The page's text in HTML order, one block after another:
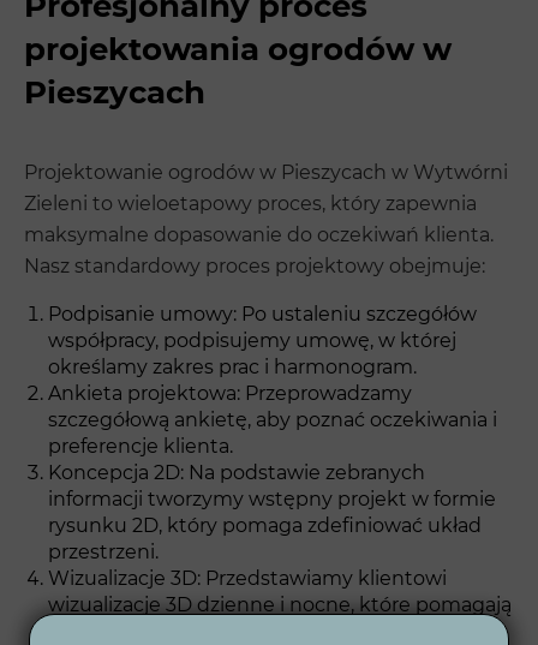
projektowania ogrodów w
Pieszycach
Projektowanie ogrodów w Pieszycach w Wytwórni
Zieleni to wieloetapowy proces, który zapewnia
maksymalne dopasowanie do oczekiwań klienta.
Nasz standardowy proces projektowy obejmuje:
Podpisanie umowy: Po ustaleniu szczegółów
współpracy, podpisujemy umowę, w której
określamy zakres prac i harmonogram.
Ankieta projektowa: Przeprowadzamy
szczegółową ankietę, aby poznać oczekiwania i
preferencje klienta.
Koncepcja 2D: Na podstawie zebranych
informacji tworzymy wstępny projekt w formie
rysunku 2D, który pomaga zdefiniować układ
przestrzeni.
Wizualizacje 3D: Przedstawiamy klientowi
wizualizacje 3D dzienne i nocne, które pomagają